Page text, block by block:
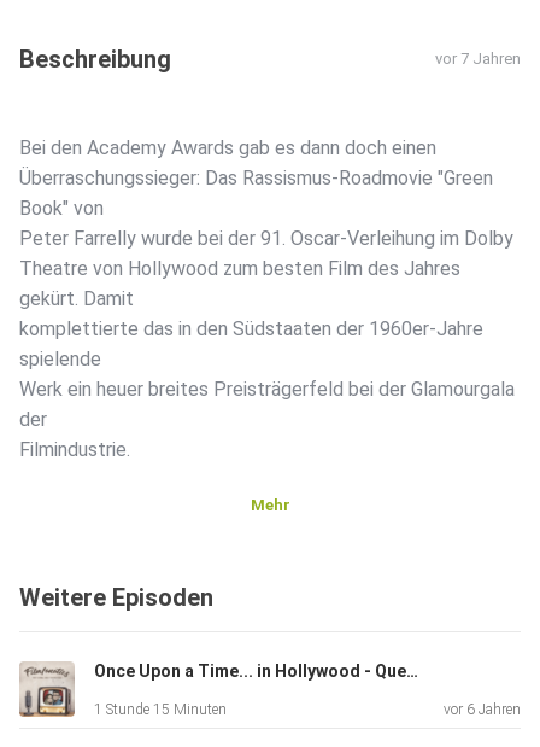
Beschreibung vor 7 Jahren
Bei den Academy Awards gab es dann doch einen
Überraschungssieger: Das Rassismus-Roadmovie "Green
Book" von
Peter Farrelly wurde bei der 91. Oscar-Verleihung im Dolby
Theatre von Hollywood zum besten Film des Jahres
gekürt. Damit
komplettierte das in den Südstaaten der 1960er-Jahre
spielende
Werk ein heuer breites Preisträgerfeld bei der Glamourgala
der
Filmindustrie.
weitere Trophäen auf sich vereinen: Die für das beste
Mahershala Ali
als schwarzer Jazzpianist, der mit seinem italostämmigen
Chauffeur im US-Süden auf Tournee geht.
Mehr
Weitere Episoden
Once Upon a Time... in Hollywood - Quentin Tarantino's Meisterwerk
1 Stunde 15 Minuten vor 6 Jahren